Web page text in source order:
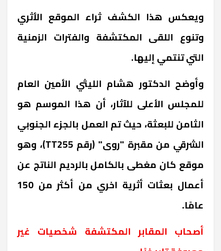
ويعكس هذا الكشف ثراء الموقع الأثري
وتنوع اللقى المكتشفة والفترات الزمنية
التي تنتمي إليها.
وأوضح الدكتور هشام الليثي الأمين العام
للمجلس الأعلى للآثار، أن هذا الموسم هو
الثامن للبعثة، حيث تم العمل بالجزء الجنوبي
الشرقي من مقبرة "روى" (رقم TT255)، وهو
موقع كان مغطى بالكامل بالرديم الناتج عن
أعمال بعثات أثرية اخري من أكثر من 150
عامًا.
أصحاب المقابر المكتشفة شخصيات غير